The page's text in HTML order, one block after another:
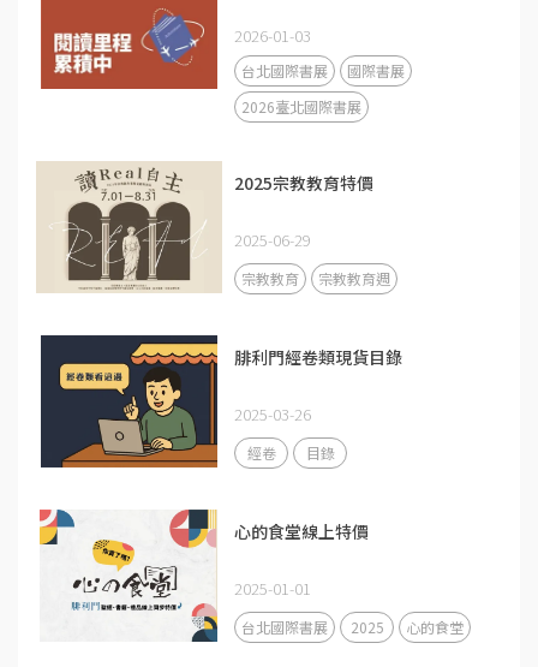
2026-01-03
台北國際書展
國際書展
2026臺北國際書展
2025宗教教育特價
2025-06-29
宗教教育 宗教教育週
腓利門經卷類現貨目錄
2025-03-26
經卷 目錄
心的食堂線上特價
2025-01-01
台北國際書展 2025 心的食堂